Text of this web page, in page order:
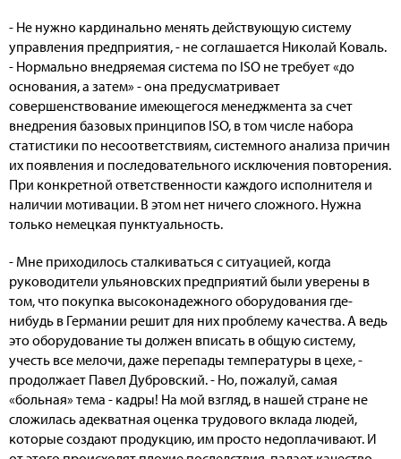
- Не нужно кардинально менять действующую систему
управления предприятия, - не соглашается Николай Коваль.
- Нормально внедряемая система по ISO не требует «до
основания, а затем» - она предусматривает
совершенствование имеющегося менеджмента за счет
внедрения базовых принципов ISO, в том числе набора
статистики по несоответствиям, системного анализа причин
их появления и последовательного исключения повторения.
При конкретной ответственности каждого исполнителя и
наличии мотивации. В этом нет ничего сложного. Нужна
только немецкая пунктуальность.
- Мне приходилось сталкиваться с ситуацией, когда
руководители ульяновских предприятий были уверены в
том, что покупка высоконадежного оборудования где-
нибудь в Германии решит для них проблему качества. А ведь
это оборудование ты должен вписать в общую систему,
учесть все мелочи, даже перепады температуры в цехе, -
продолжает Павел Дубровский. - Но, пожалуй, самая
«больная» тема - кадры! На мой взгляд, в нашей стране не
сложилась адекватная оценка трудового вклада людей,
которые создают продукцию, им просто недоплачивают. И